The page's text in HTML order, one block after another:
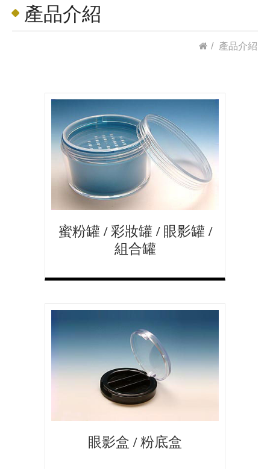
產品介紹
產品介紹
蜜粉罐 / 彩妝罐 / 眼影罐 /
組合罐
眼影盒 / 粉底盒